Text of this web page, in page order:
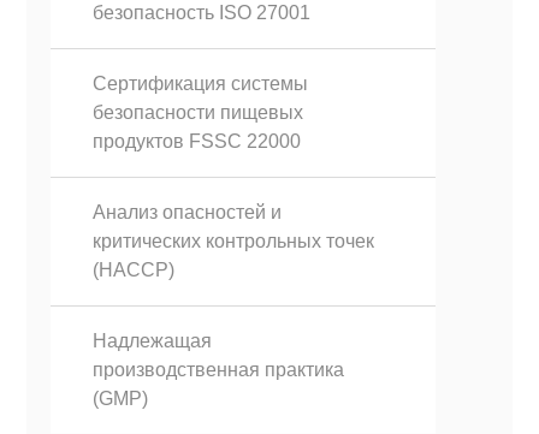
безопасность ISO 27001
Сертификация системы
безопасности пищевых
продуктов FSSC 22000
Анализ опасностей и
критических контрольных точек
(HACCP)
Надлежащая
производственная практика
(GMP)